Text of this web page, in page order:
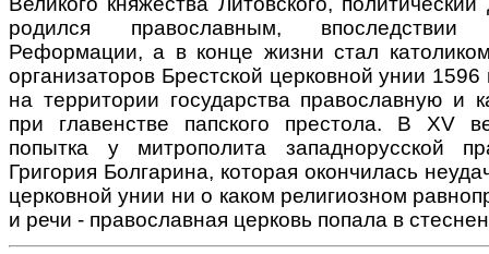
родился православным,
Реформации, а в конце жизни стал
организаторов Брестской церковной унии
на территории государства православную и
при главенстве папского престола. В ХV
попытка у митрополита западнорусской
Григория Болгарина, которая окончилась
церковной унии ни о каком религиозном
и речи - православная церковь попала в